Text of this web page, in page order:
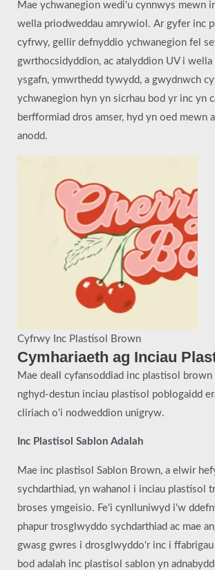
Mae ychwanegion wedi'u cynnwys mewn
wella priodweddau amrywiol. Ar gyfer inc
cyfrwy, gellir defnyddio ychwanegion fel
gwrthocsidyddion, ac atalyddion UV i
ysgafn, ymwrthedd tywydd, a gwydnwch
ychwanegion hyn yn sicrhau bod yr inc yn
berfformiad dros amser, hyd yn oed mewn
anodd.
Cyfrwy Inc Plastisol Brown
Cymhariaeth ag Inciau
Mae deall cyfansoddiad inc plastisol
nghyd-destun inciau plastisol poblogaidd
cliriach o'i nodweddion unigryw.
Inc Plastisol Sablon Adalah
Mae inc plastisol Sablon Brown, a elwir
sychdarthiad, yn wahanol i inciau plastisol
broses ymgeisio. Fe'i cynlluniwyd i'w
phapur trosglwyddo sychdarthiad ac mae
gwasg gwres i drosglwyddo'r inc i
bod adalah inc plastisol sablon yn